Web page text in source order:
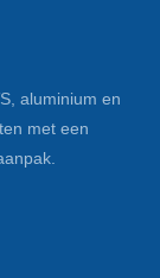
aluminium en
met een